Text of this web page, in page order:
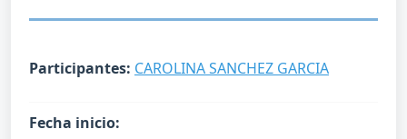
Participantes: CAROLINA SANCHEZ GARCIA
Fecha inicio: